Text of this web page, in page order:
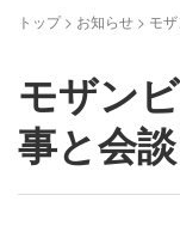
トップ> お知らせ > モ
モザン
事と会談